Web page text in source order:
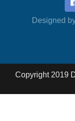
Designed
Copyright 2019